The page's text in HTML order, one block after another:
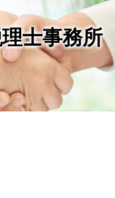
士事務所